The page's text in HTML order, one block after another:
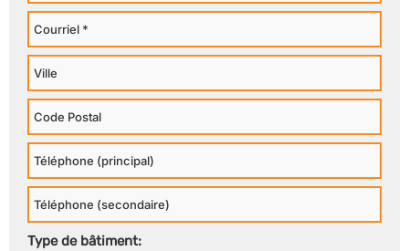
Courriel
Ville
Code
Postal
Téléphone
Principal
Téléphone
Secondaire
Type de bâtiment: